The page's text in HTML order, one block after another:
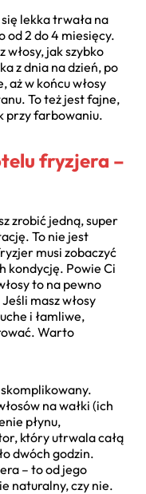
lekka trwała na
od 2 do 4 miesięcy.
włosy, jak szybko
z dnia na dzień, po
aż w końcu włosy
To też jest fajne,
przy farbowaniu.
fryzjera –
zrobić jedną, super
To nie jest
musi zobaczyć
kondycję. Powie Ci
to na pewno
masz włosy
i łamliwe,
Warto
na wałki (ich
płynu,
który utrwala całą
dwóch godzin.
– to od jego
naturalny, czy nie.